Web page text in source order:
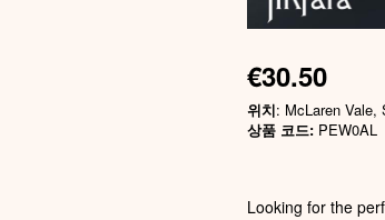
€30.50
위치: McLaren Vale,
상품 코드: PEW0AL
Looking for the